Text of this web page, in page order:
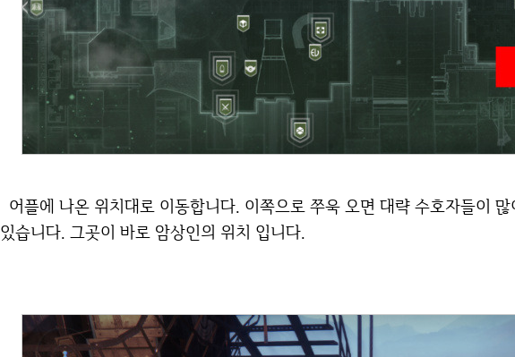
어플에 나온 위치대로 이동합니다. 이쪽으로 쭈욱 오면 대략 수호자들이 많이 뭉쳐있는 곳을 살펴볼 수
있습니다. 그곳이 바로 암상인의 위치 입니다.